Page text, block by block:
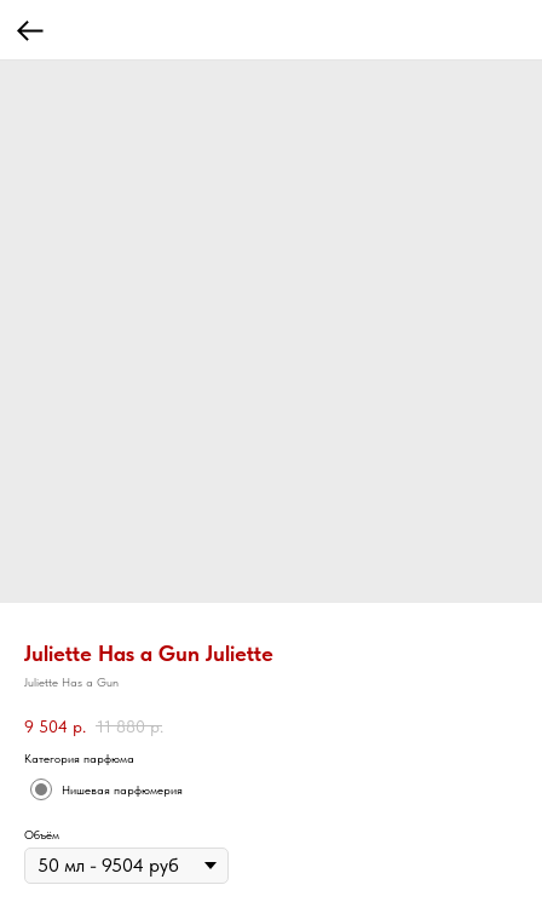
Juliette Has a Gun Juliette
Juliette Has a Gun
9 504 р. 11 880 р.
Категория парфюма
Нишевая парфюмерия
Объём